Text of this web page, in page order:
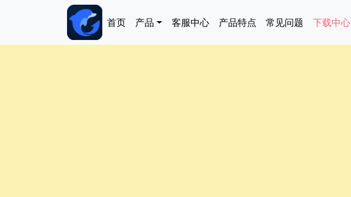
Main navigation
首页 产品 客服中心 产品特点 常见问题 下载中心